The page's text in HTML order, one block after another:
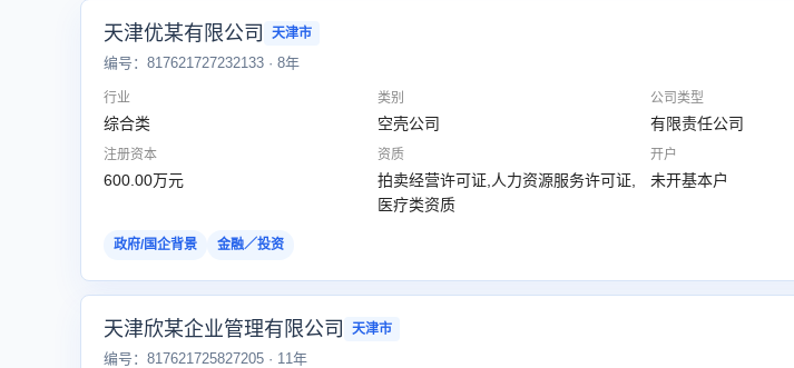
天津优某有限公司 天津市
编号：817621727232133 · 8年
行业
综合类
类别
空壳公司
公司类型
有限责任公司
注册资本
600.00万元
资质
拍卖经营许可证,人力资源服务许可证,
医疗类资质
开户
未开基本户
政府/国企背景 金融／投资
天津欣某企业管理有限公司 天津市
编号：817621725827205 · 11年